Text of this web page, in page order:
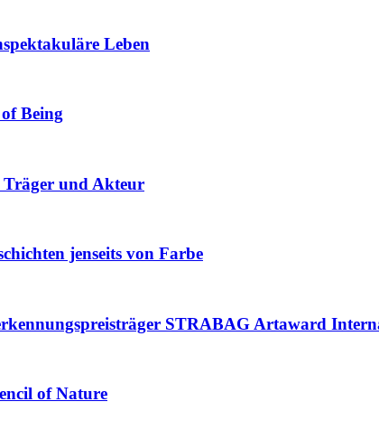
Leben
Being
und Akteur
jenseits von Farbe
STRABAG Artaward
of Nature